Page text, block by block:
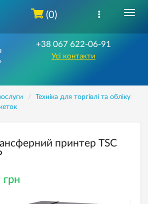
+38 067 622-06-91
Усі контакти
(0)
Техніка для торгівлі та обліку
принтер TSC